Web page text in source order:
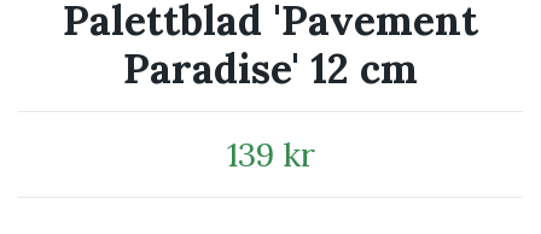
Palettblad 'Pavement
Paradise' 12 cm
139 kr